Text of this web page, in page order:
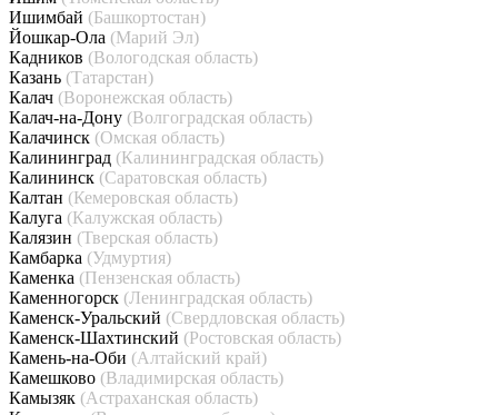
Ишимбай (Башкортостан)
Йошкар-Ола (Марий Эл)
Кадников (Вологодская область)
Казань (Татарстан)
Калач (Воронежская область)
Калач-на-Дону (Волгоградская область)
Калачинск (Омская область)
Калининград (Калининградская область)
Калининск (Саратовская область)
Калтан (Кемеровская область)
Калуга (Калужская область)
Калязин (Тверская область)
Камбарка (Удмуртия)
Каменка (Пензенская область)
Каменногорск (Ленинградская область)
Каменск-Уральский (Свердловская область)
Каменск-Шахтинский (Ростовская область)
Камень-на-Оби (Алтайский край)
Камешково (Владимирская область)
Камызяк (Астраханская область)